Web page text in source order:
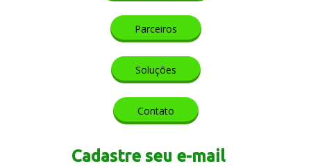
Parceiros
Soluções
Contato
Cadastre seu e-mail